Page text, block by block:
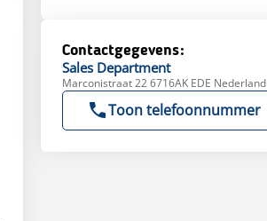
Contactgegevens:
Sales Department
Marconistraat 22 6716AK EDE Nederland
Toon telefoonnummer